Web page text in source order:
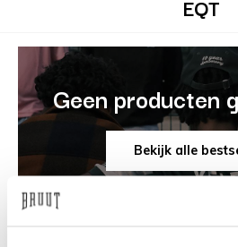
EQT
Geen producten
Bekijk alle